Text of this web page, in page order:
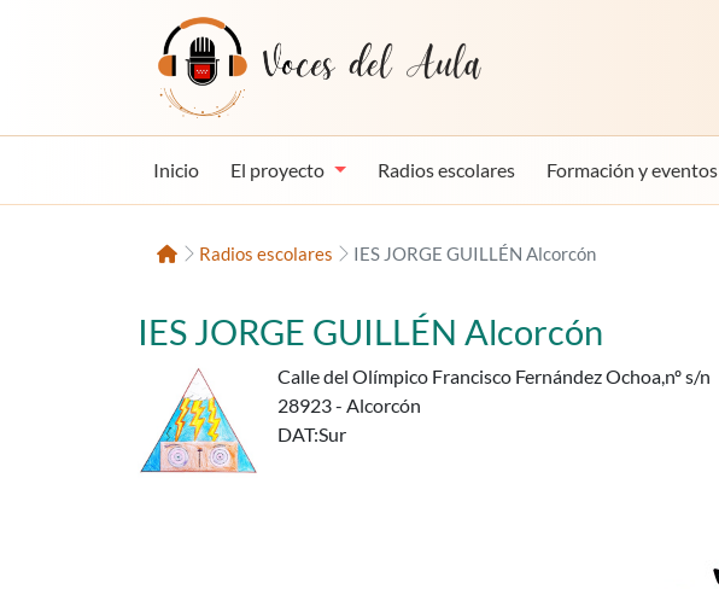
Voces del Aula
Inicio El proyecto Radios escolares Formación y eventos
InicioRadios escolares IES JORGE GUILLÉN Alcorcón
IES JORGE GUILLÉN Alcorcón
Calle del Olímpico Francisco Fernández Ochoa,nº s/n
28923 - Alcorcón
DAT:Sur